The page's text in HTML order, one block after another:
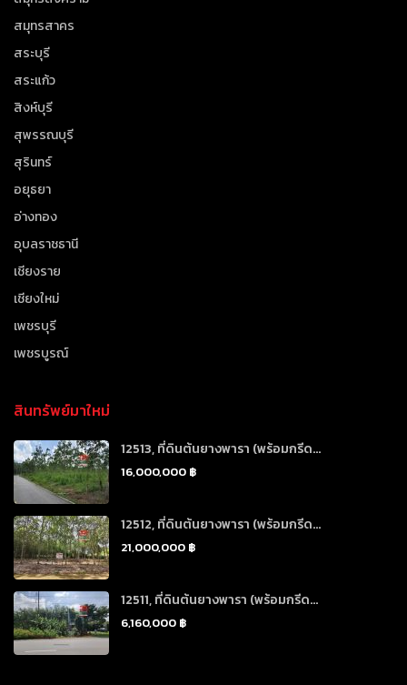
สมุทรสาคร
สระบุรี
สระแก้ว
สิงห์บุรี
สุพรรณบุรี
สุรินทร์
อยุธยา
อ่างทอง
อุบลราชธานี
เชียงราย
เชียงใหม่
เพชรบุรี
เพชรบูรณ์
สินทรัพย์มาใหม่
12513, ที่ดินต้นยางพารา (พร้อมกรีด...
16,000,000 ฿
12512, ที่ดินต้นยางพารา (พร้อมกรีด...
21,000,000 ฿
12511, ที่ดินต้นยางพารา (พร้อมกรีด...
6,160,000 ฿